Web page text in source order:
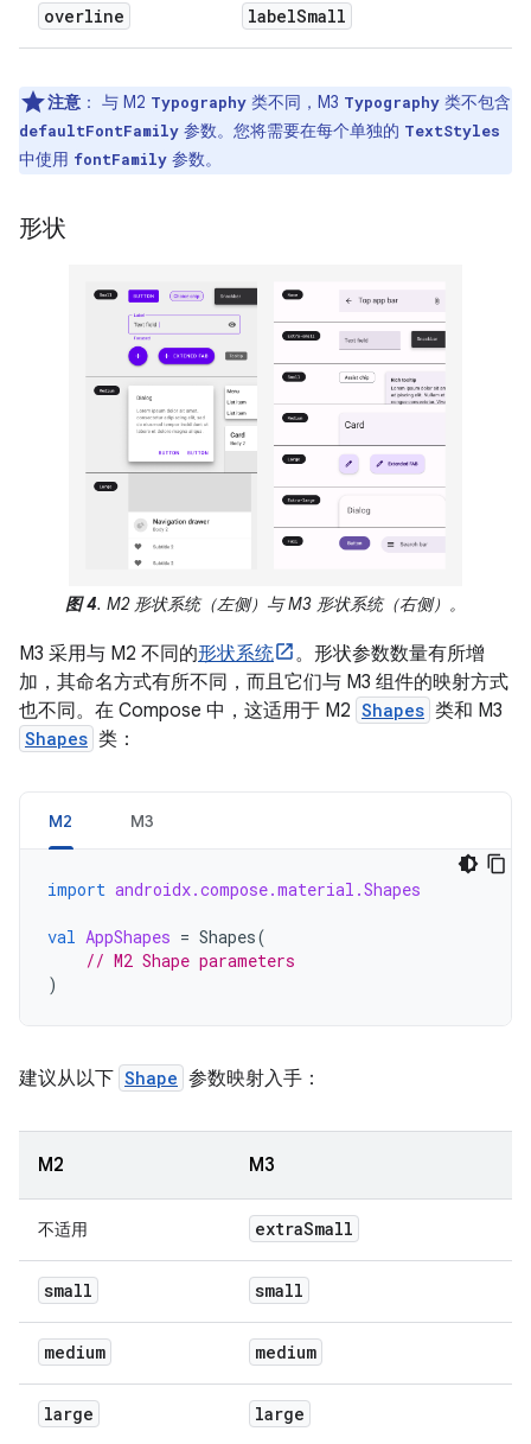
overline labelSmall
注意 ： 与 M2 Typography 类不同，M3 Typography 类不包含
defaultFontFamily 参数。您将需要在每个单独的 TextStyles
中使用 fontFamily 参数。
形状
图 4. M2 形状系统（左侧）与 M3 形状系统（右侧）。
M3 采用与 M2 不同的形状系统
。形状参数数量有所增
加，其命名方式有所不同，而且它们与 M3 组件的映射方式
也不同。在 Compose 中，这适用于 M2 Shapes 类和 M3
Shapes 类：
M2 M3
import androidx.compose.material.Shapes
val AppShapes = Shapes(
// M2 Shape parameters
)
建议从以下 Shape 参数映射入手：
M2 M3
不适用 extraSmall
small small
medium medium
large large